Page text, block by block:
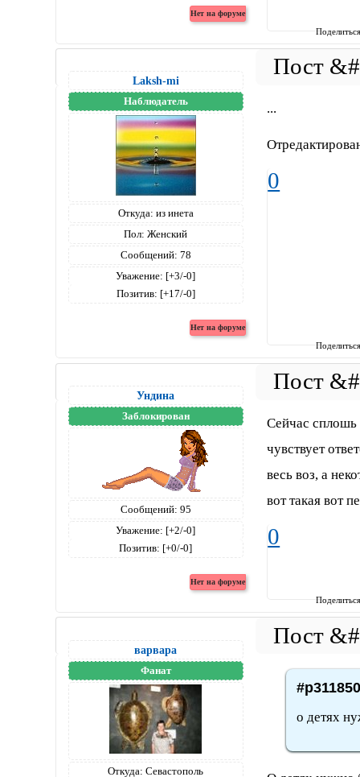
Laksh-mi
Наблюдатель
Откуда: из инета
Пол: Женский
Сообщений: 78
Уважение: [+3/-0]
Позитив: [+17/-0]
...
0
Ундина
Заблокирован
Сообщений: 95
Уважение: [+2/-0]
Позитив: [+0/-0]
Сейчас сплошь
чувствует
весь воз, а
вот такая вот
0
варвара
Фанат
Откуда: Севастополь
о детях